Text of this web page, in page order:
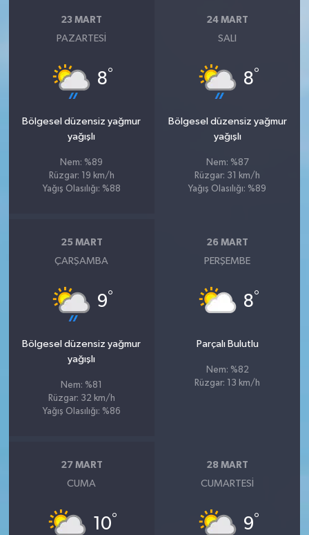
23 MART
PAZARTESI
8°
Bölgesel düzensiz yağmur
yağışlı
Nem: %89
Rüzgar: 19 km/h
Yağış Olasılığı: %88
24 MART
SALI
8°
Bölgesel düzensiz yağmur
yağışlı
Nem: %87
Rüzgar: 31 km/h
Yağış Olasılığı: %89
25 MART
ÇARŞAMBA
9°
Bölgesel düzensiz yağmur
yağışlı
Nem: %81
Rüzgar: 32 km/h
Yağış Olasılığı: %86
26 MART
PERŞEMBE
8°
Parçalı Bulutlu
Nem: %82
Rüzgar: 13 km/h
27 MART
CUMA
10°
28 MART
CUMARTESI
9°